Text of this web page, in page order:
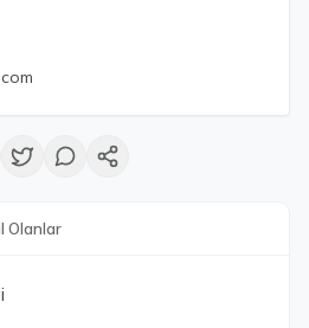
Olanlar